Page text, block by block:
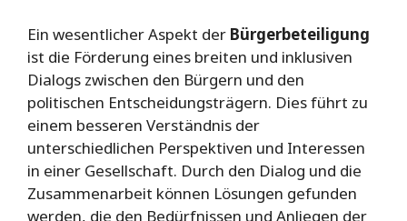
Ein wesentlicher Aspekt der Bürgerbeteiligung
ist die Förderung eines breiten und inklusiven
Dialogs zwischen den Bürgern und den
politischen Entscheidungsträgern. Dies führt zu
einem besseren Verständnis der
unterschiedlichen Perspektiven und Interessen
in einer Gesellschaft. Durch den Dialog und die
Zusammenarbeit können Lösungen gefunden
werden, die den Bedürfnissen und Anliegen der